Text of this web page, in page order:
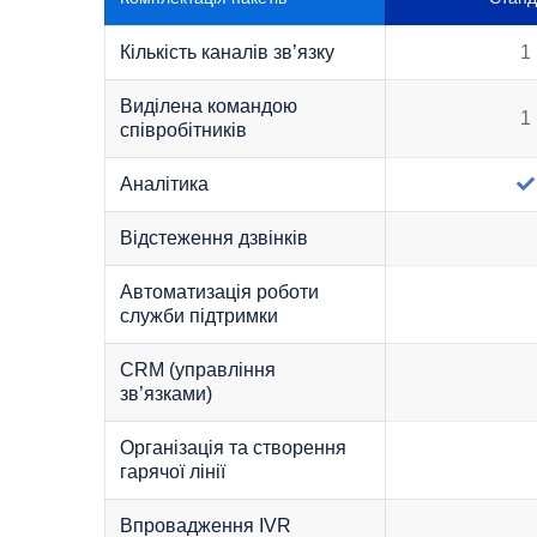
Кількість каналів зв’язку 1
Виділена командою
співробітників
1
Аналітика
Відстеження дзвінків
Автоматизація роботи
служби підтримки
CRM (управління
зв’язками)
Організація та створення
гарячої лінії
Впровадження IVR